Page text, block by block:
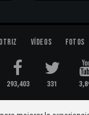
Vídeos Fotos
293,403 331